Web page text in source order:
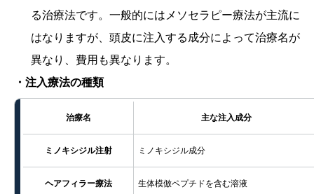
る治療法です。一般的にはメソセラピー療法が主流に
はなりますが、頭皮に注入する成分によって治療名が
異なり、費用も異なります。
・注入療法の種類
治療名 主な注入成分
ミノキシジル注射 ミノキシジル成分
ヘアフィラー療法 生体模倣ペプチドを含む溶液